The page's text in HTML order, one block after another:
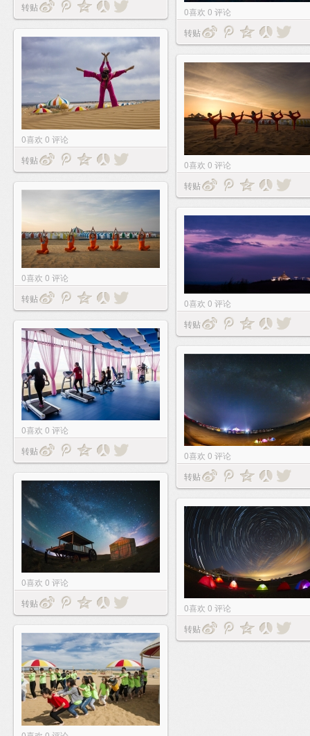
转贴
0喜欢 0 评论
转贴
0喜欢 0 评论
转贴
0喜欢 0 评论
转贴
0喜欢 0 评论
转贴
0喜欢 0 评论
转贴
0喜欢 0 评论
转贴
0喜欢 0 评论
转贴
0喜欢 0 评论
转贴
0喜欢 0 评论
转贴